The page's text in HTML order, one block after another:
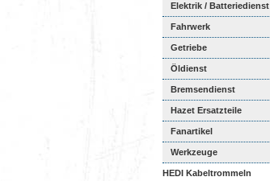
Elektrik / Batteriedienst
Fahrwerk
Getriebe
Öldienst
Bremsendienst
Hazet Ersatzteile
Fanartikel
Werkzeuge
HEDI Kabeltrommeln